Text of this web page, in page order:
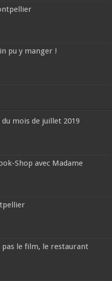
pu y manger !
mois de juillet 2019
Shop avec Madame
le film, le restaurant